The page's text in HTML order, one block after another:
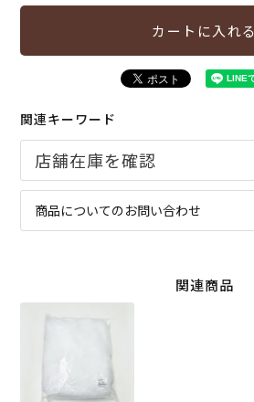
カートに入れる
関連キーワード
商品についてのお問い合わせ
関連商品